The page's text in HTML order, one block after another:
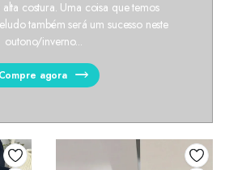
alta costura. Uma coisa que temos
também será um sucesso neste
outono/inverno...
Compre agora